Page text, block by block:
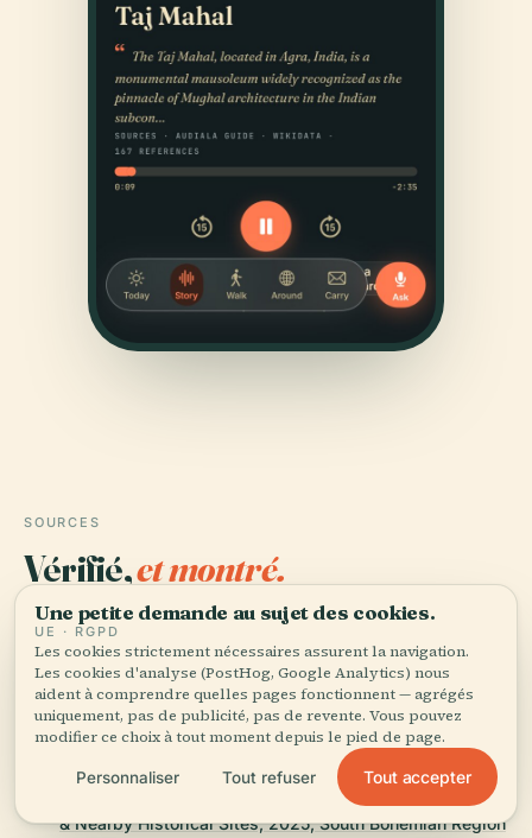
SOURCES
Vérifié,et montré.
Recherché et rédigé par l'équipe éditoriale d'Audiala à
partir d'archives historiques, d'archives architecturales
et de connaissances locales.
Dernière révision : August 2025
Tábor Zoo: Visiting Hours, Tickets, Conservation Efforts
& Nearby Historical Sites, 2025, South Bohemian Region
Une petite demande au sujet des cookies.
UE · RGPD
Les cookies strictement nécessaires assurent la navigation.
Les cookies d'analyse (PostHog, Google Analytics) nous
aident à comprendre quelles pages fonctionnent — agrégés
uniquement, pas de publicité, pas de revente. Vous pouvez
modifier ce choix à tout moment depuis le pied de page.
Personnaliser Tout refuser Tout accepter